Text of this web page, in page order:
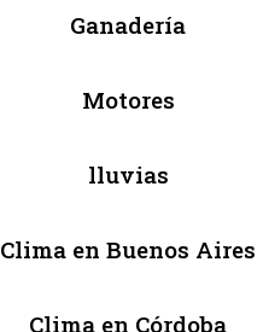
Ganadería
Motores
lluvias
Clima en Buenos Aires
Clima en Córdoba